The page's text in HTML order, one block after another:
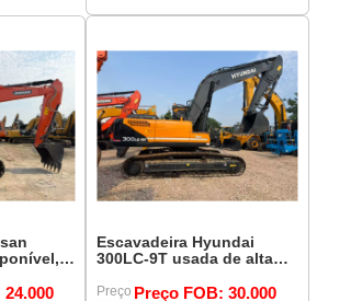
intacto.
Escavadeira Hyundai
300LC-9T usada de alta
pintura original, poucas
Preço Preço FOB: 30.000